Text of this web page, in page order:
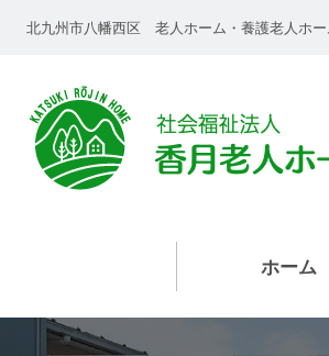
北九州市八幡西区 老人ホーム・養護老人ホ
ホーム